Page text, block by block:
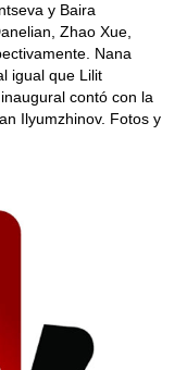
y Baira
Zhao Xue,
Nana
igual que Lilit
contó con la
Ilyumzhinov. Fotos y